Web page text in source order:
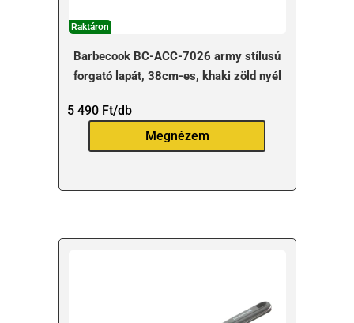
Raktáron
Barbecook BC-ACC-7026 army stílusú
forgató lapát, 38cm-es, khaki zöld nyél
5 490 Ft/db
Megnézem